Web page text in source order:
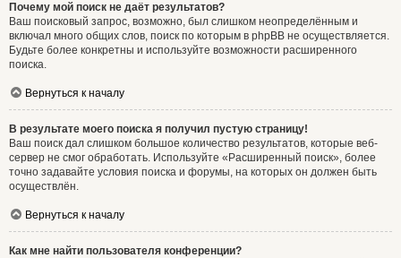
Почему мой поиск не даёт результатов?
Ваш поисковый запрос, возможно, был слишком неопределённым и
включал много общих слов, поиск по которым в phpBB не осуществляется.
Будьте более конкретны и используйте возможности расширенного
поиска.
Вернуться к началу
В результате моего поиска я получил пустую страницу!
Ваш поиск дал слишком большое количество результатов, которые веб-
сервер не смог обработать. Используйте «Расширенный поиск», более
точно задавайте условия поиска и форумы, на которых он должен быть
осуществлён.
Вернуться к началу
Как мне найти пользователя конференции?